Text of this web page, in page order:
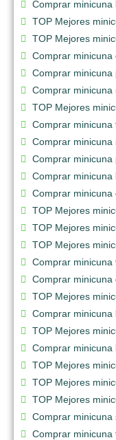
Comprar minicuna
TOP Mejores
TOP Mejores
Comprar minicuna
Comprar minicuna
Comprar minicuna
TOP Mejores
Comprar minicuna
Comprar minicuna
Comprar minicuna
Comprar minicuna
Comprar minicuna
TOP Mejores
TOP Mejores
TOP Mejores
Comprar minicuna
Comprar
TOP Mejores
Comprar minicuna
TOP Mejores
Comprar minicuna
TOP Mejores
TOP Mejores
TOP Mejores
Comprar minicuna
Comprar minicuna